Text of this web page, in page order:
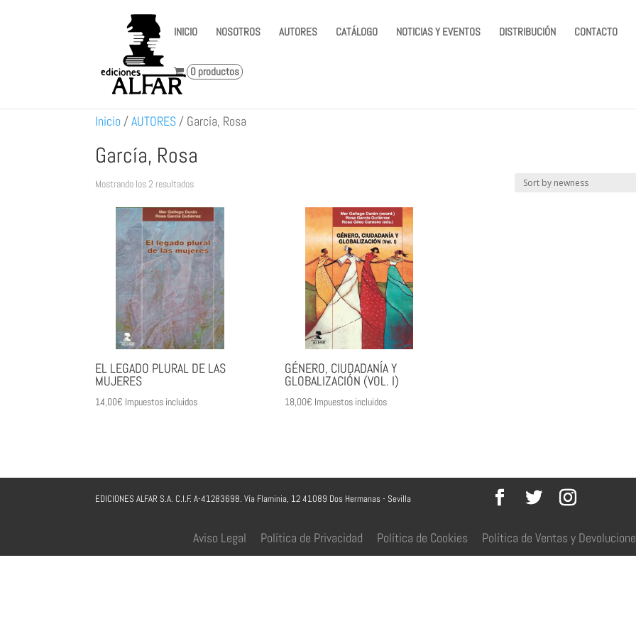
INICIO NOSOTROS AUTORES CATÁLOGO NOTICIAS Y EVENTOS DISTRIBUCIÓN CONTACTO
0 productos
Inicio /AUTORES / García, Rosa
García, Rosa
Mostrando los 2 resultadosOrdenado
por
los
últimos
EL LEGADO PLURAL DE LAS
MUJERES
14,00€ Impuestos incluidos
GÉNERO, CIUDADANÍA Y
GLOBALIZACIÓN (VOL. I)
18,00€ Impuestos incluidos
EDICIONES ALFAR S.A. C.I.F. A-41283698. Vía Flaminia, 12 41089 Dos Hermanas - Sevilla
Aviso Legal Política de Privacidad Política de Cookies Política de Ventas y